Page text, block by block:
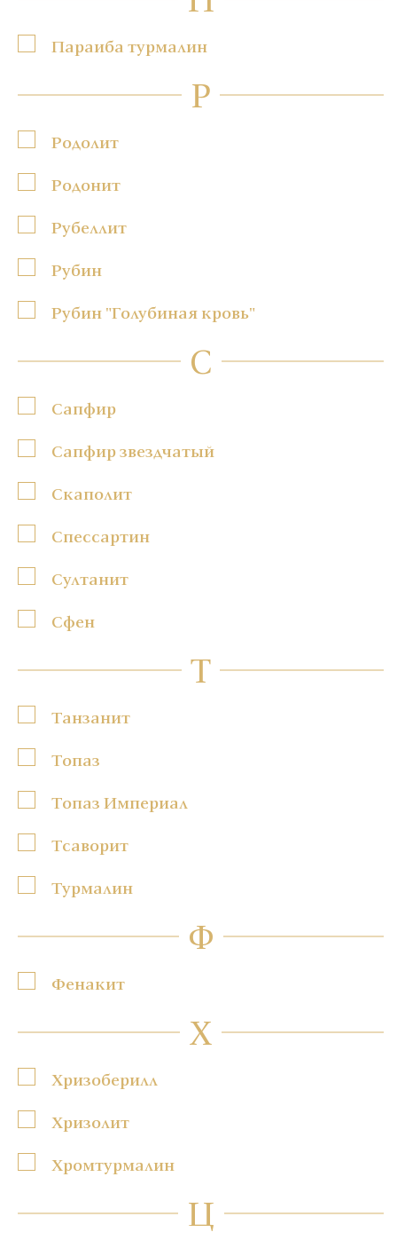
Параиба турмалин
Р
Родолит
Родонит
Рубеллит
Рубин
Рубин "Голубиная кровь"
С
Сапфир
Сапфир звездчатый
Скаполит
Спессартин
Султанит
Сфен
Т
Танзанит
Топаз
Топаз Империал
Тсаворит
Турмалин
Ф
Фенакит
Х
Хризоберилл
Хризолит
Хромтурмалин
Ц